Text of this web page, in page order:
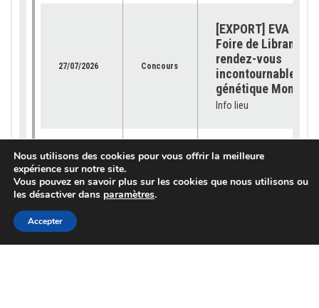
27/07/2026 Concours
[EXPORT] EVA
Foire de Libramont
rendez-vous
incontournable
génétique
Info lieu
Génétique
[OFFRE
disponible !
[SUBVENTION] Les
Nous utilisons des cookies pour vous offrir la meilleure
expérience sur notre site.
Vous pouvez en savoir plus sur les cookies que nous utilisons ou
les désactiver dans paramètres.
Accepter